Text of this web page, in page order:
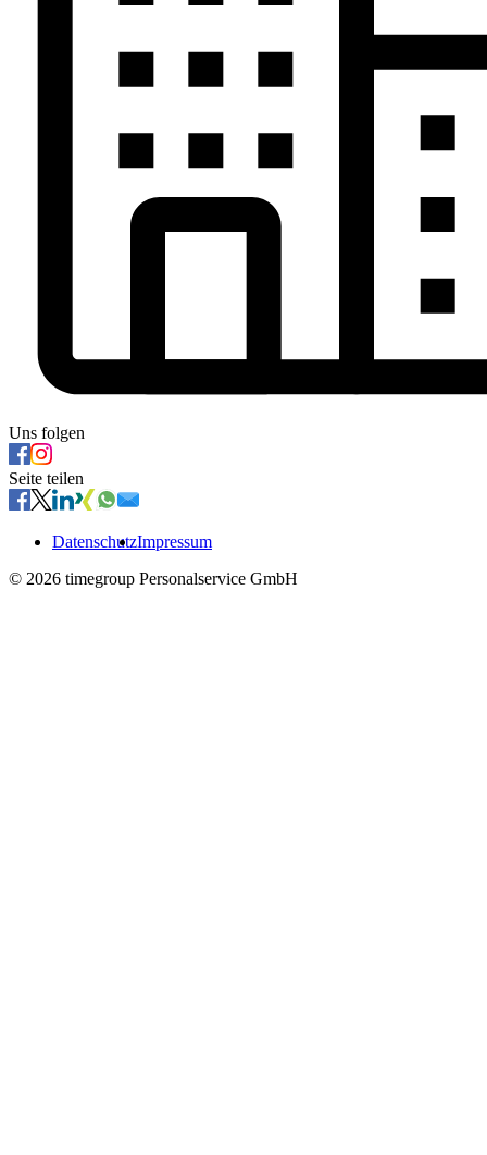
Uns folgen
Seite teilen
DatenschutzImpressum
© 2026 timegroup Personalservice GmbH